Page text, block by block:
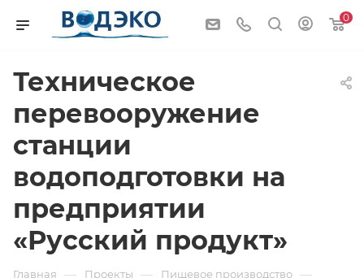
0
Техническое
перевооружение
станции
водоподготовки на
предприятии
«Русский продукт»
Главная — Проекты — Пищевое производство —